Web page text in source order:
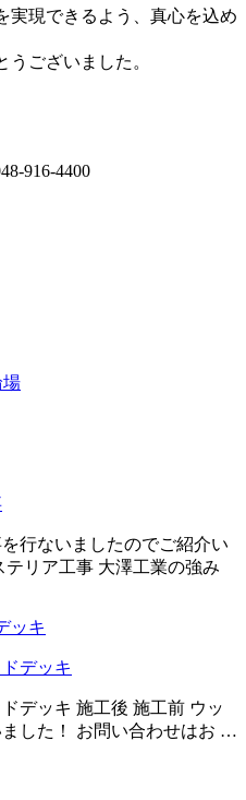
実現できるよう、真心を込め
ございました。
916-4400
場
行ないましたのでご紹介い
リア工事 大澤工業の強み
デッキ
デッキ 施工後 施工前 ウッ
ました！ お問い合わせはお …